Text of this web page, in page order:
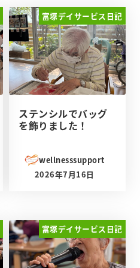
富塚デイサービス日記
ステンシルでバッグ
を飾りました！
wellnesssupport
投稿日
2026年7月16日
富塚デイサービス日記